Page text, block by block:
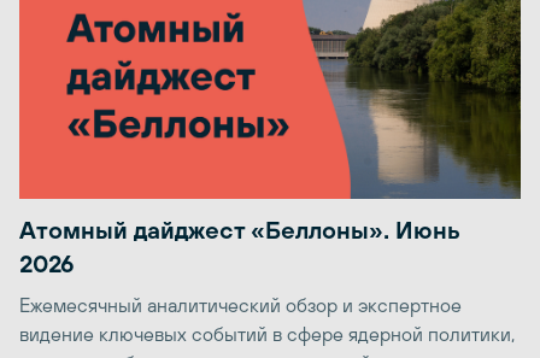
Атомный дайджест «Беллоны». Июнь
2026
Ежемесячный аналитический обзор и экспертное
видение ключевых событий в сфере ядерной политики,